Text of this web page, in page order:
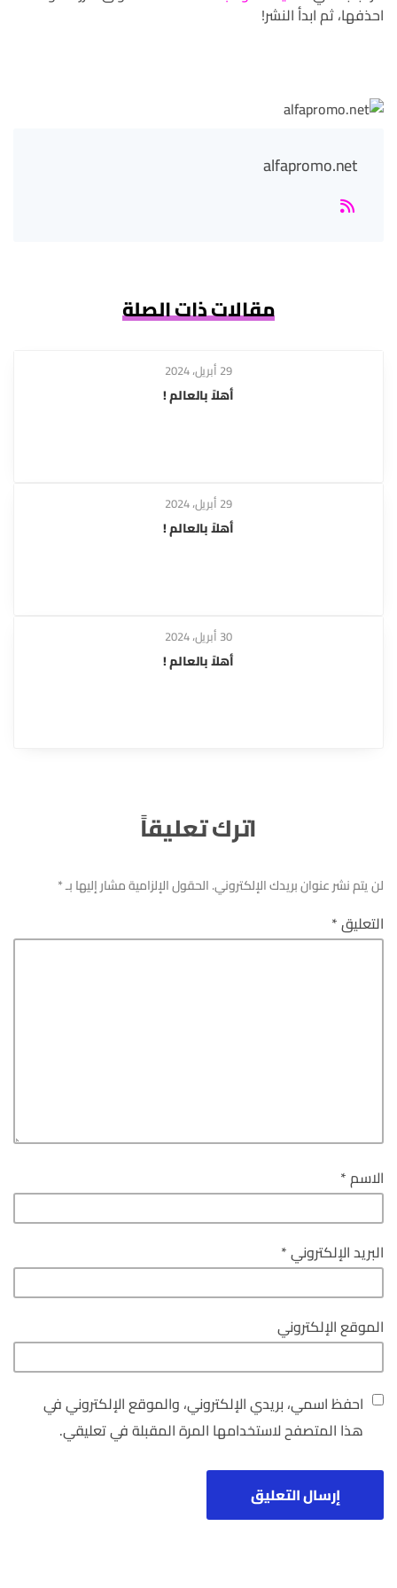
احذفها، ثم ابدأ النشر!
alfapromo.net
مقالات ذات الصلة
29 أبريل، 2024
أهلاً بالعالم !
29 أبريل، 2024
أهلاً بالعالم !
30 أبريل، 2024
أهلاً بالعالم !
اترك تعليقاً
لن يتم نشر عنوان بريدك الإلكتروني.الحقول الإلزامية مشار إليها بـ*
التعليق*
الاسم*
البريد الإلكتروني*
الموقع الإلكتروني
احفظ اسمي، بريدي الإلكتروني، والموقع الإلكتروني في
هذا المتصفح لاستخدامها المرة المقبلة في تعليقي.